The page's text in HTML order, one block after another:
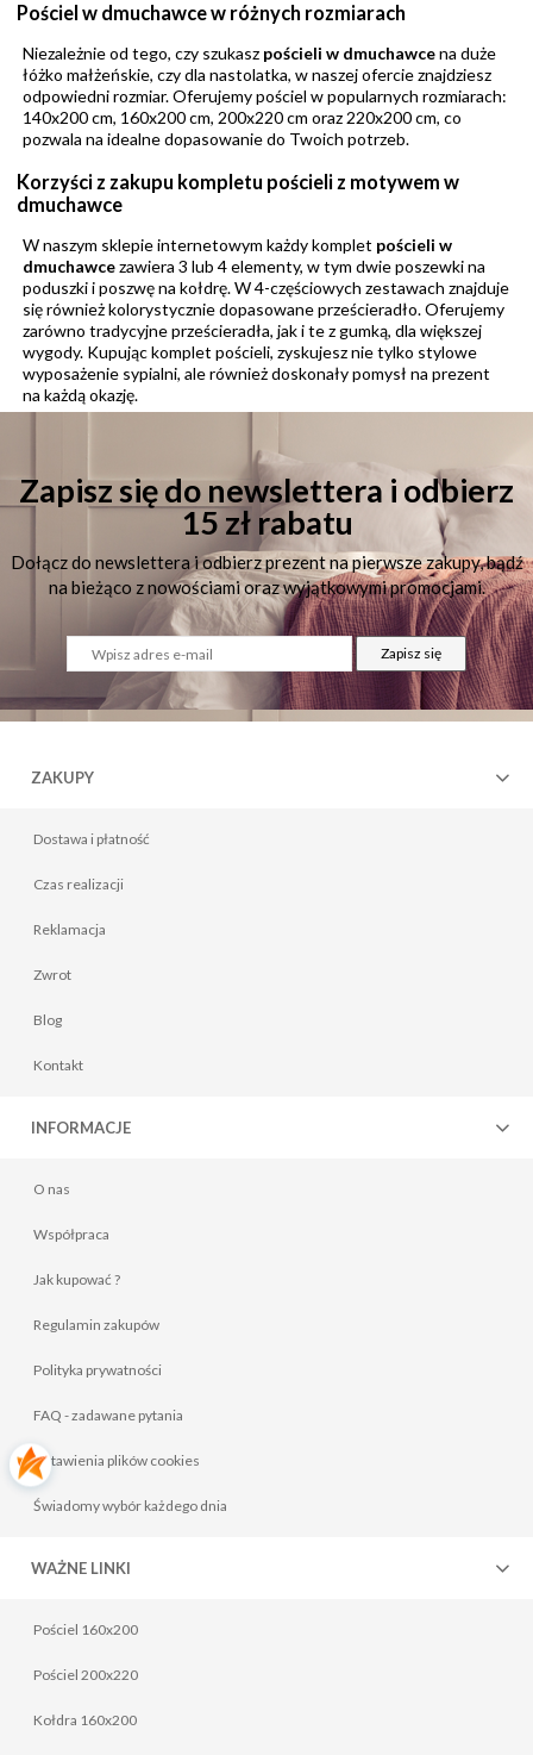
Pościel w dmuchawce w różnych rozmiarach
Niezależnie od tego, czy szukasz pościeli w dmuchawcena duże
łóżko małżeńskie, czy dla nastolatka, w naszej ofercie znajdziesz
odpowiedni rozmiar. Oferujemy pościel w popularnych rozmiarach:
140x200 cm, 160x200 cm, 200x220 cm oraz 220x200 cm, co
pozwala na idealne dopasowanie do Twoich potrzeb.
Korzyści z zakupu kompletu pościeli z motywem w
dmuchawce
W naszym sklepie internetowym każdy komplet pościeli w
dmuchawcezawiera 3 lub 4 elementy, w tym dwie poszewki na
poduszki i poszwę na kołdrę. W 4-częściowych zestawach znajduje
się również kolorystycznie dopasowane prześcieradło. Oferujemy
zarówno tradycyjne prześcieradła, jak i te z gumką, dla większej
wygody. Kupując komplet pościeli, zyskujesz nie tylko stylowe
wyposażenie sypialni, ale również doskonały pomysł na prezent
na każdą okazję.
Zapisz się do newslettera i odbierz
15 zł rabatu
Dołącz do newslettera i odbierz prezent na pierwsze zakupy, bądź
na bieżąco z nowościami oraz wyjątkowymi promocjami.
Zapisz się
ZAKUPY
Dostawa i płatność
Czas realizacji
Reklamacja
Zwrot
Blog
Kontakt
INFORMACJE
O nas
Współpraca
Jak kupować ?
Regulamin zakupów
Polityka prywatności
FAQ - zadawane pytania
Ustawienia plików cookies
Świadomy wybór każdego dnia
WAŻNE LINKI
Pościel 160x200
Pościel 200x220
Kołdra 160x200